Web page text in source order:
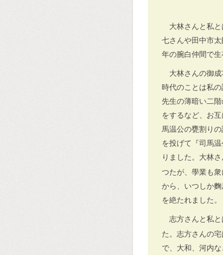
大林さんと私
七さんや田中市
年の腕白仲間で
大林さんの御
時代のことは私
先生の薄暗い二
をするなど、お
馬温公の甕割り
を投げて『司馬
りました。大林
つたが、學業も
から、いつしか
を絶たれました。
志方さんと私
た。志方さんの
で、大和、河内